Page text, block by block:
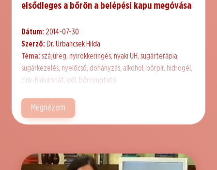
elsődleges a bőrön a belépési kapu megóvása
Dátum: 2014-07-30
Szerző: Dr. Urbancsek Hilda
Téma: szájüreg, nyirokkeringés, nyaki UH, sugárterápia,
sugárkezelés, nyelőcső, dohányzás, alkohol, bőrpír, hidrogél,
cink-hialuronát, gél, bőrnyugtató
Megnézem